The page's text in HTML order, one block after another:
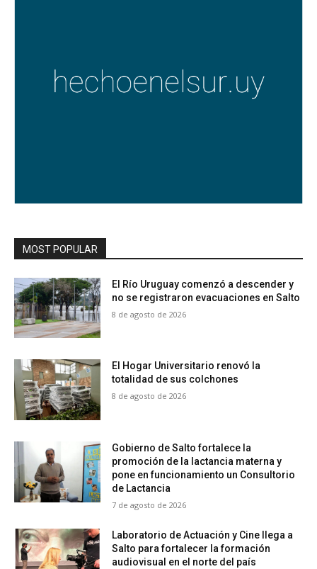
MOST POPULAR
El Río Uruguay comenzó a descender y
no se registraron evacuaciones en Salto
8 de agosto de 2026
El Hogar Universitario renovó la
totalidad de sus colchones
8 de agosto de 2026
Gobierno de Salto fortalece la
promoción de la lactancia materna y
pone en funcionamiento un Consultorio
de Lactancia
7 de agosto de 2026
Laboratorio de Actuación y Cine llega a
Salto para fortalecer la formación
audiovisual en el norte del país